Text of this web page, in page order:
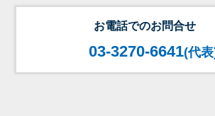
お電話でのお問合せ
03-3270-6641(代